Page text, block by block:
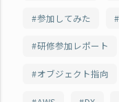
参加してみた
研修参加レポート
オブジェクト指向